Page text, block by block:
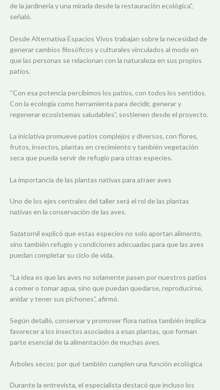
de la jardinería y una mirada desde la restauración ecológica”,
señaló.
Desde Alternativa Espacios Vivos trabajan sobre la necesidad de
generar cambios filosóficos y culturales vinculados al modo en
que las personas se relacionan con la naturaleza en sus propios
patios.
“Con esa potencia percibimos los patios, con todos los sentidos.
Con la ecología como herramienta para decidir, generar y
regenerar ecosistemas saludables”, sostienen desde el proyecto.
La iniciativa promueve patios complejos y diversos, con flores,
frutos, insectos, plantas en crecimiento y también vegetación
seca que pueda servir de refugio para otras especies.
La importancia de las plantas nativas para atraer aves
Uno de los ejes centrales del taller será el rol de las plantas
nativas en la conservación de las aves.
Sazatornil explicó que estas especies no solo aportan alimento,
sino también refugio y condiciones adecuadas para que las aves
puedan completar su ciclo de vida.
“La idea es que las aves no solamente pasen por nuestros patios
a comer o tomar agua, sino que puedan quedarse, reproducirse,
anidar y tener sus pichones”, afirmó.
Según detalló, conservar y promover flora nativa también implica
favorecer a los insectos asociados a esas plantas, que forman
parte esencial de la alimentación de muchas aves.
Árboles secos: por qué también cumplen una función ecológica
Durante la entrevista, el especialista destacó que incluso los